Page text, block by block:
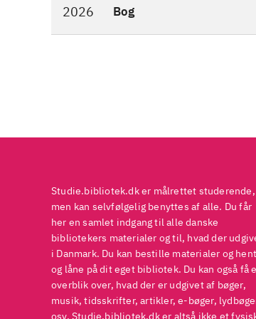
sætninger med stor
2026 Bog
Studie.bibliotek.dk er målrettet studerende,
men kan selvfølgelig benyttes af alle. Du får
her en samlet indgang til alle danske
bibliotekers materialer og til, hvad der
i Danmark. Du kan bestille materialer og
og låne på dit eget bibliotek. Du kan også få
overblik over, hvad der er udgivet af bøger,
musik, tidsskrifter, artikler, e-bøger,
osv. Studie.bibliotek.dk er altså ikke et